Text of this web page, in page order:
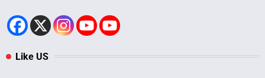
Like US